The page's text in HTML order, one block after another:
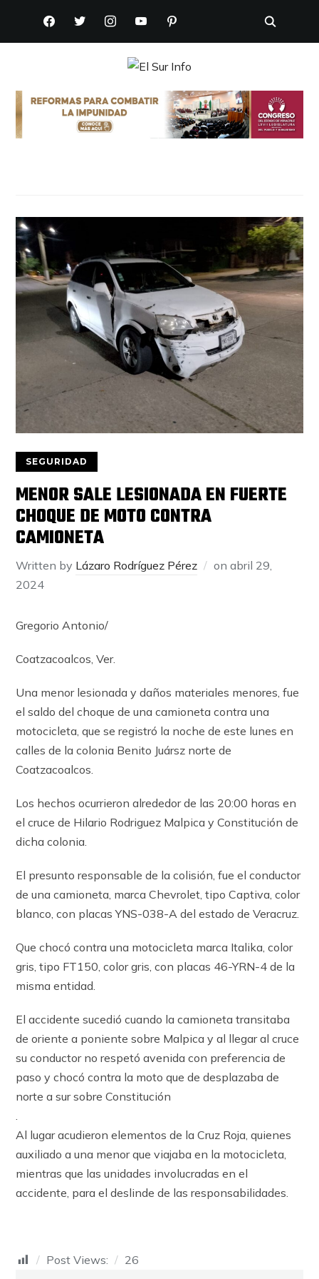
FACEBOOKTWITTERINSTAGRAMYOUTUBEPINTEREST
SEGURIDAD
MENOR SALE LESIONADA EN FUERTE
CHOQUE DE MOTO CONTRA
CAMIONETA
Written by Lázaro Rodríguez Pérez onabril 29,
2024
Gregorio Antonio/
Coatzacoalcos, Ver.
Una menor lesionada y daños materiales menores, fue
el saldo del choque de una camioneta contra una
motocicleta, que se registró la noche de este lunes en
calles de la colonia Benito Juársz norte de
Coatzacoalcos.
Los hechos ocurrieron alrededor de las 20:00 horas en
el cruce de Hilario Rodriguez Malpica y Constitución de
dicha colonia.
El presunto responsable de la colisión, fue el conductor
de una camioneta, marca Chevrolet, tipo Captiva, color
blanco, con placas YNS-038-A del estado de Veracruz.
Que chocó contra una motocicleta marca Italika, color
gris, tipo FT150, color gris, con placas 46-YRN-4 de la
misma entidad.
El accidente sucedió cuando la camioneta transitaba
de oriente a poniente sobre Malpica y al llegar al cruce
su conductor no respetó avenida con preferencia de
paso y chocó contra la moto que de desplazaba de
norte a sur sobre Constitución
Al lugar acudieron elementos de la Cruz Roja, quienes
auxiliado a una menor que viajaba en la motocicleta,
mientras que las unidades involucradas en el
accidente, para el deslinde de las responsabilidades.
Post Views: 26